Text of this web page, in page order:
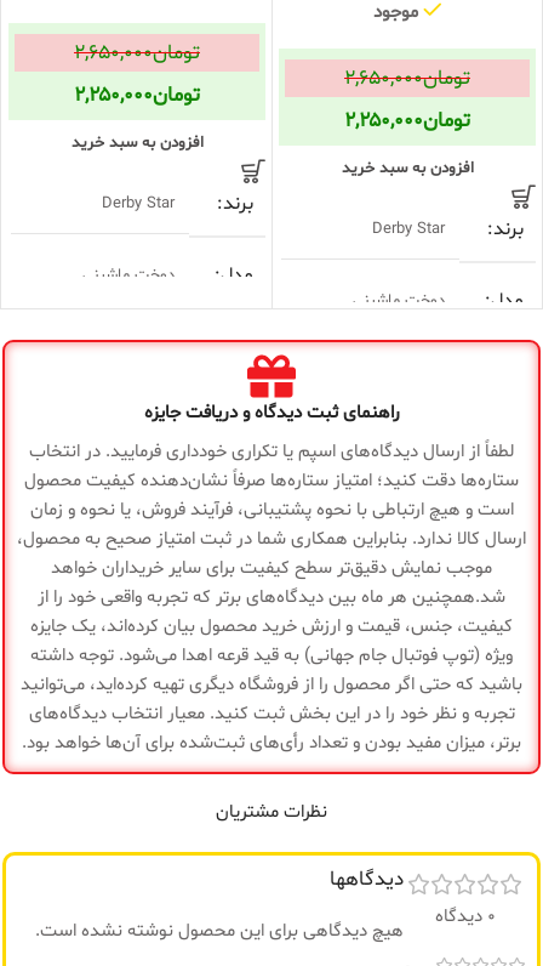
موجود
تومان۲,۶۵۰,۰۰۰
تومان۲,۲۵۰,۰۰۰
افزودن به سبد خرید
برند Derby Star
مدل دوخت ماشینی
نوع
استفاده
زمین فوتبال
جنس PVC
اقلام
همراه
تور حمل توپ ابریشمی
و سوزن فلزی
گارانتی ضمانت سلامت کالا
تومان۲,۶۵۰,۰۰۰
تومان۲,۲۵۰,۰۰۰
افزودن به سبد خرید
برند Derby Star
مدل دوخت ماشینی
سایز 5
نوع
استفاده
جنس PVC
اقلام
همراه
تور حمل توپ ابریشمی
و سوزن فلزی
گارانتی ضمانت سلامت کالا
راهنمای ثبت دیدگاه و دریافت جایزه
لطفاً از ارسال دیدگاه‌های اسپم یا تکراری خودداری فرمایید. در انتخاب
ستاره‌ها دقت کنید؛ امتیاز ستاره‌ها صرفاً نشان‌دهنده کیفیت محصول
است و هیچ ارتباطی با نحوه پشتیبانی، فرآیند فروش، یا نحوه و زمان
ارسال کالا ندارد. بنابراین همکاری شما در ثبت امتیاز صحیح به محصول،
موجب نمایش دقیق‌تر سطح کیفیت برای سایر خریداران خواهد
شد.همچنین هر ماه بین دیدگاه‌های برتر که تجربه واقعی خود را از
کیفیت، جنس، قیمت و ارزش خرید محصول بیان کرده‌اند، یک جایزه
ویژه (توپ فوتبال جام جهانی) به قید قرعه اهدا می‌شود. توجه داشته
باشید که حتی اگر محصول را از فروشگاه دیگری تهیه کرده‌اید، می‌توانید
تجربه و نظر خود را در این بخش ثبت کنید. معیار انتخاب دیدگاه‌های
برتر، میزان مفید بودن و تعداد رأی‌های ثبت‌شده برای آن‌ها خواهد بود.
نظرات مشتریان
0 دیدگاه
دیدگاهها
هیچ دیدگاهی برای این محصول نوشته نشده است.